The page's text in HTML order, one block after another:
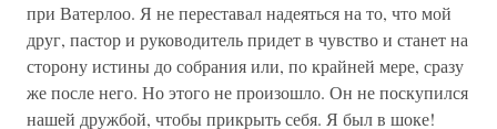
при Ватерлоо. Я не переставал надеяться на то, что мой
друг, пастор и руководитель придет в чувство и станет на
сторону истины до собрания или, по крайней мере, сразу
же после него. Но этого не произошло. Он не поскупился
нашей дружбой, чтобы прикрыть себя. Я был в шоке!